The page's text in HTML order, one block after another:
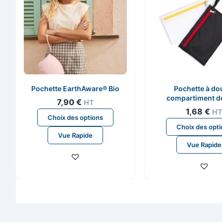
Pochette EarthAware® Bio
7,90 € HT
Choix des options
Ce
produit
Vue Rapide
Pochette à
compartiment
imperméable
1,68 € HT
Choix des
Vue Rapide